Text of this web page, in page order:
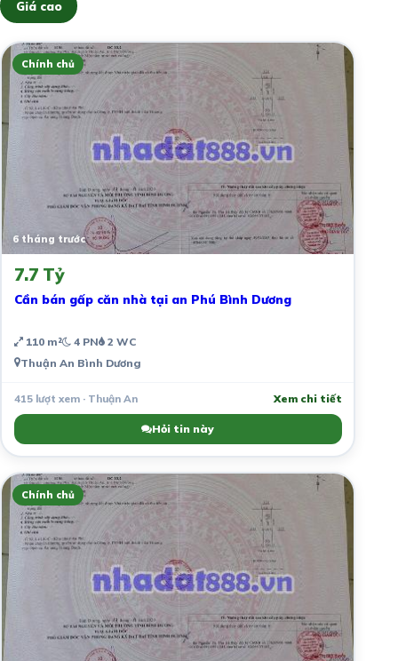
Giá cao
Chính chủ
6 tháng trước
7.7 Tỷ
Cần bán gấp căn nhà tại an Phú Bình Dương
110 m² 4 PN 2 WC
Thuận An Bình Dương
415 lượt xem · Thuận An Xem chi tiết
Hỏi tin này
Chính chủ